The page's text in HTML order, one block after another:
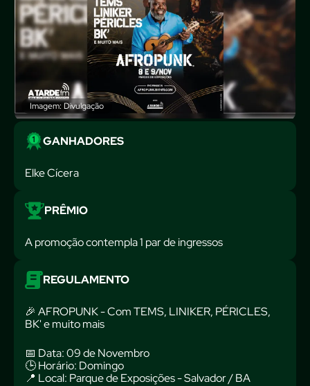
Imagem: Divulgação
GANHADORES
Elke Cícera
PRÊMIO
A promoção contempla 1 par de ingressos
REGULAMENTO
🎉 AFROPUNK - Com TEMS, LINIKER, PÉRICLES,
BK' e muito mais
📅 Data: 09 de Novembro
🕒 Horário: Domingo
📍 Local: Parque de Exposições - Salvador / BA